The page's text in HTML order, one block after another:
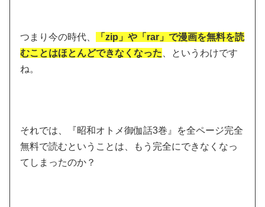
つまり今の時代、
「zip」や「rar」で漫画を無料を読
むことはほとんどできなくなった 、というわけです
ね。
それでは、『昭和オトメ御伽話3巻』を全ページ完全
無料で読むということは、もう完全にできなくなっ
てしまったのか？